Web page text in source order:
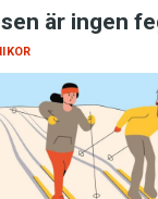
är ingen